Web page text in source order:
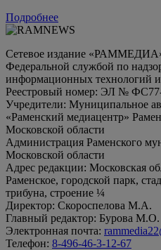
Подробнее
Сетевое издание «РАММЕДИА»
Федеральной службой по
информационных технологий
Реестровый номер: ЭЛ № ФС77-
Учредители: Муниципальное
«Раменский медиацентр»
Московской области
Администрация Раменского
Московской области
Адрес редакции: Московская
Раменское, городской парк,
трибуна, строение ¼
Директор: Скороспелова М.А.
Главный редактор: Бурова М.О.
Электронная почта:
Телефон: 8-496-46-3-12-67